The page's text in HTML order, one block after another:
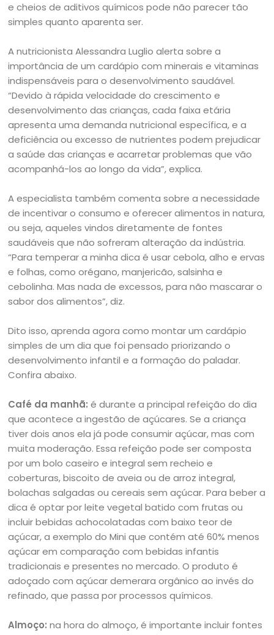
e cheios de aditivos químicos pode não parecer tão
simples quanto aparenta ser.
A nutricionista Alessandra Luglio alerta sobre a
importância de um cardápio com minerais e vitaminas
indispensáveis para o desenvolvimento saudável.
“Devido à rápida velocidade do crescimento e
desenvolvimento das crianças, cada faixa etária
apresenta uma demanda nutricional específica, e a
deficiência ou excesso de nutrientes podem prejudicar
a saúde das crianças e acarretar problemas que vão
acompanhá-los ao longo da vida”, explica.
A especialista também comenta sobre a necessidade
de incentivar o consumo e oferecer alimentos in natura,
ou seja, aqueles vindos diretamente de fontes
saudáveis que não sofreram alteração da indústria.
“Para temperar a minha dica é usar cebola, alho e ervas
e folhas, como orégano, manjericão, salsinha e
cebolinha. Mas nada de excessos, para não mascarar o
sabor dos alimentos”, diz.
Dito isso, aprenda agora como montar um cardápio
simples de um dia que foi pensado priorizando o
desenvolvimento infantil e a formação do paladar.
Confira abaixo.
Café da manhã:é durante a principal refeição do dia
que acontece a ingestão de açúcares. Se a criança
tiver dois anos ela já pode consumir açúcar, mas com
muita moderação. Essa refeição pode ser composta
por um bolo caseiro e integral sem recheio e
coberturas, biscoito de aveia ou de arroz integral,
bolachas salgadas ou cereais sem açúcar. Para beber a
dica é optar por leite vegetal batido com frutas ou
incluir bebidas achocolatadas com baixo teor de
açúcar, a exemplo do Mini que contém até 60% menos
açúcar em comparação com bebidas infantis
tradicionais e presentes no mercado. O produto é
adoçado com açúcar demerara orgânico ao invés do
refinado, que passa por processos químicos.
Almoço:na hora do almoço, é importante incluir fontes